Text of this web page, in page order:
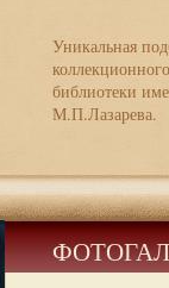
Уникальная
библиотеки
М.П.Лазарева.